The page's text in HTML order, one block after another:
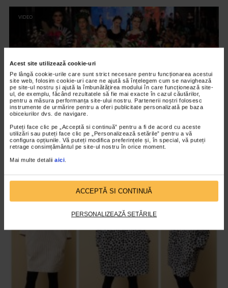
Acest site utilizează cookie-uri
Pe lângă cookie-urile care sunt strict necesare pentru funcționarea acestui
site web, folosim cookie-uri care ne ajută să înțelegem cum se navighează
pe site-ul nostru și ajută la îmbunătățirea modului în care funcționează site-
ul, de exemplu, făcând rezultatele să fie mai exacte în cazul căutărilor,
pentru a măsura performanța site-ului nostru. Partenerii noștri folosesc
instrumente de urmărire pentru a oferi publicitate personalizată pe baza
obiceiurilor dvs. de navigare.
Puteți face clic pe „Acceptă si continuă” pentru a fi de acord cu aceste
utilizări sau puteți face clic pe „Personalizează setările” pentru a vă
configura opțiunile. Vă puteți modifica preferințele și, în special, vă puteți
retrage consimțământul pe site-ul nostru în orice moment.
Mai multe detalii aici
ACCEPTĂ SI CONTINUĂ
PERSONALIZEAZĂ SETĂRILE
VIDEO
FASHION
Casa Azul by Liza Panait
1.953 vizualizari